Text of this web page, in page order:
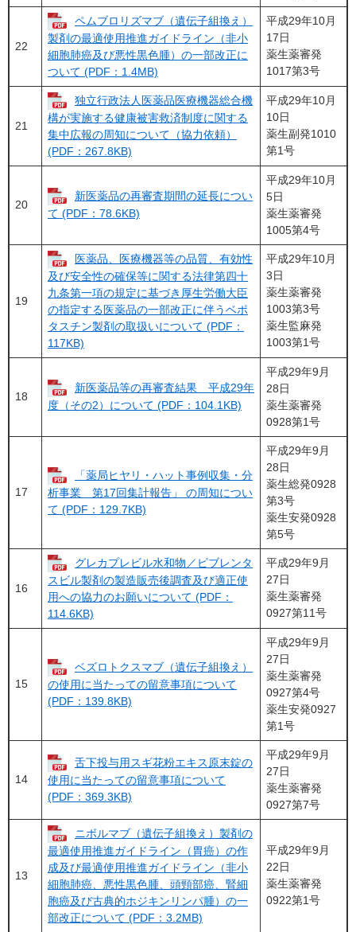
22
ペムブロリズマブ（遺伝子組換え）
製剤の最適使用推進ガイドライン（非小
細胞肺癌及び悪性黒色腫）の一部改正に
ついて (PDF：1.4MB)
平成29年10月
17日
薬生薬審発
1017第3号
21
独立行政法人医薬品医療機器総合機
構が実施する健康被害救済制度に関する
集中広報の周知について（協力依頼）
(PDF：267.8KB)
平成29年10月
10日
薬生副発1010
第1号
20
新医薬品の再審査期間の延長につい
て (PDF：78.6KB)
平成29年10月
5日
薬生薬審発
1005第4号
19
医薬品、医療機器等の品質、有効性
及び安全性の確保等に関する法律第四十
九条第一項の規定に基づき厚生労働大臣
の指定する医薬品の一部改正に伴うベポ
タスチン製剤の取扱いについて (PDF：
117KB)
平成29年10月
3日
薬生薬審発
1003第3号
薬生監麻発
1003第1号
18
新医薬品等の再審査結果 平成29年
度（その2）について (PDF：104.1KB)
平成29年9月
28日
薬生薬審発
0928第1号
17
「薬局ヒヤリ・ハット事例収集・分
析事業 第17回集計報告」 の周知につい
て (PDF：129.7KB)
平成29年9月
28日
薬生総発0928
第3号
薬生安発0928
第5号
16
グレカプレビル水和物／ピブレンタ
スビル製剤の製造販売後調査及び適正使
用への協力のお願いについて (PDF：
114.6KB)
平成29年9月
27日
薬生薬審発
0927第11号
15
ベズロトクスマブ（遺伝子組換え）
の使用に当たっての留意事項について
(PDF：139.8KB)
平成29年9月
27日
薬生薬審発
0927第4号
薬生安発0927
第1号
14
舌下投与用スギ花粉エキス原末錠の
使用に当たっての留意事項について
(PDF：369.3KB)
平成29年9月
27日
薬生薬審発
0927第7号
13
ニボルマブ（遺伝子組換え）製剤の
最適使用推進ガイドライン（胃癌）の作
成及び最適使用推進ガイドライン（非小
細胞肺癌、悪性黒色腫、頭頸部癌、腎細
胞癌及び古典的ホジキンリンパ腫）の一
部改正について (PDF：3.2MB)
平成29年9月
22日
薬生薬審発
0922第1号